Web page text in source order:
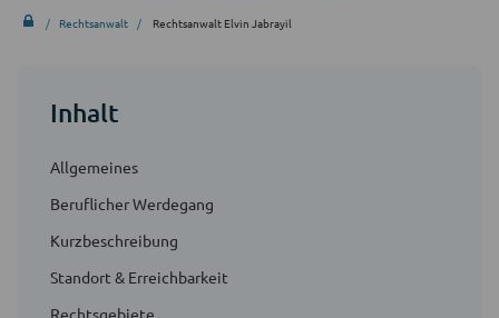
Rechtsanwalt Rechtsanwalt Elvin Jabrayil
Inhalt
Allgemeines
Beruflicher Werdegang
Kurzbeschreibung
Standort & Erreichbarkeit
Rechtsgebiete